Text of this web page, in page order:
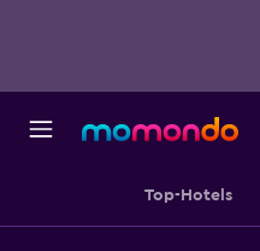
Top-Hotels